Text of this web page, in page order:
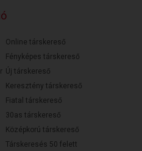
Online társkereső
Fényképes társkereső
Új társkereső
Keresztény társkereső
Fiatal társkereső
30as társkereső
Középkorú társkereső
Társkeresés 50 felett